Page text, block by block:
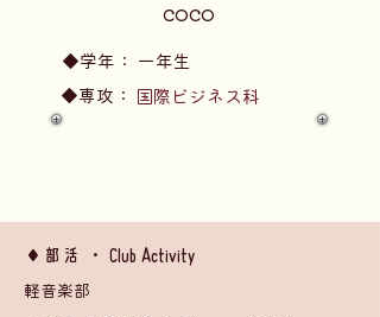
coco
​◆学年：
一年生
国際ビジネス科
​◆専攻：
◆部活 ・ Club Activity
軽音楽部